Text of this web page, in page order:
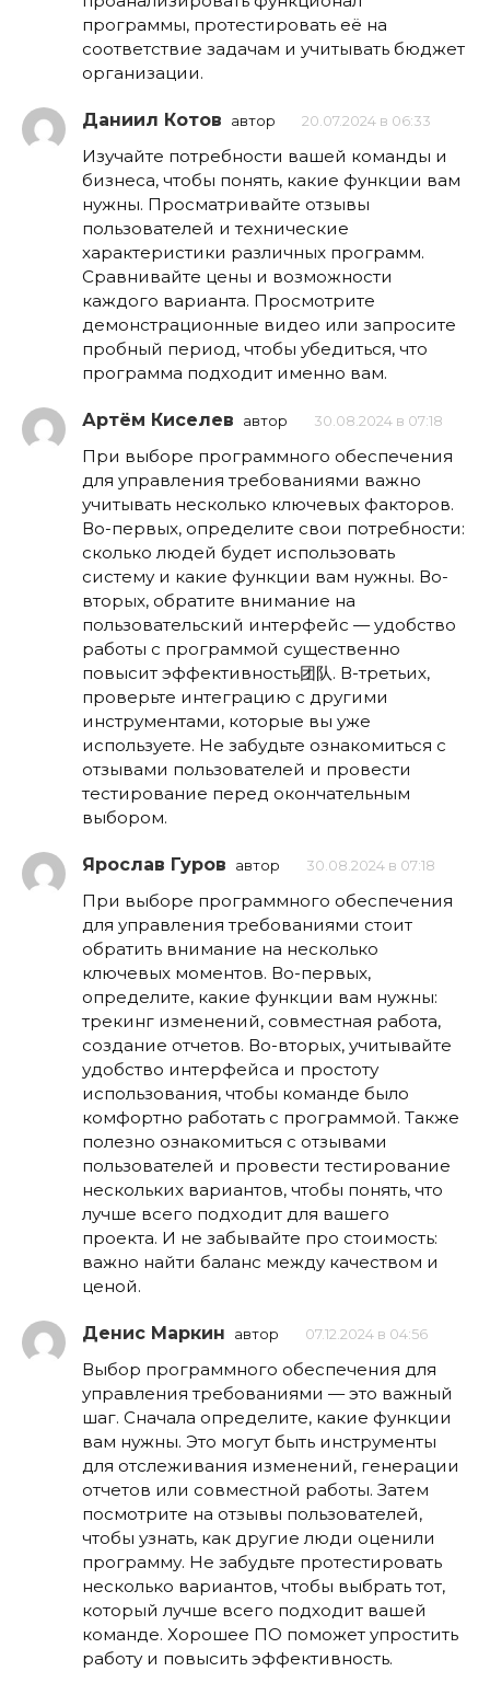
программы, протестировать её на
соответствие задачам и учитывать бюджет
организации.
Даниил Котов автор 20.07.2024 в 06:33
Изучайте потребности вашей команды и
бизнеса, чтобы понять, какие функции вам
нужны. Просматривайте отзывы
пользователей и технические
характеристики различных программ.
Сравнивайте цены и возможности
каждого варианта. Просмотрите
демонстрационные видео или запросите
пробный период, чтобы убедиться, что
программа подходит именно вам.
Артём Киселев автор 30.08.2024 в 07:18
При выборе программного обеспечения
для управления требованиями важно
учитывать несколько ключевых факторов.
Во-первых, определите свои потребности:
сколько людей будет использовать
систему и какие функции вам нужны. Во-
вторых, обратите внимание на
пользовательский интерфейс — удобство
работы с программой существенно
повысит эффективность团队. В-третьих,
проверьте интеграцию с другими
инструментами, которые вы уже
используете. Не забудьте ознакомиться с
отзывами пользователей и провести
тестирование перед окончательным
выбором.
Ярослав Гуров автор 30.08.2024 в 07:18
При выборе программного обеспечения
для управления требованиями стоит
обратить внимание на несколько
ключевых моментов. Во-первых,
определите, какие функции вам нужны:
трекинг изменений, совместная работа,
создание отчетов. Во-вторых, учитывайте
удобство интерфейса и простоту
использования, чтобы команде было
комфортно работать с программой. Также
полезно ознакомиться с отзывами
пользователей и провести тестирование
нескольких вариантов, чтобы понять, что
лучше всего подходит для вашего
проекта. И не забывайте про стоимость:
важно найти баланс между качеством и
ценой.
Денис Маркин автор 07.12.2024 в 04:56
Выбор программного обеспечения для
управления требованиями — это важный
шаг. Сначала определите, какие функции
вам нужны. Это могут быть инструменты
для отслеживания изменений, генерации
отчетов или совместной работы. Затем
посмотрите на отзывы пользователей,
чтобы узнать, как другие люди оценили
программу. Не забудьте протестировать
несколько вариантов, чтобы выбрать тот,
который лучше всего подходит вашей
команде. Хорошее ПО поможет упростить
работу и повысить эффективность.